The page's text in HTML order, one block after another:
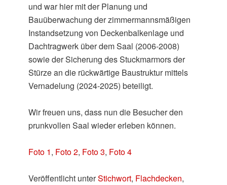
und war hier mit der Planung und
Bauüberwachung der zimmermannsmäßigen
Instandsetzung von Deckenbalkenlage und
Dachtragwerk über dem Saal (2006-2008)
sowie der Sicherung des Stuckmarmors der
Stürze an die rückwärtige Baustruktur mittels
Vernadelung (2024-2025) beteiligt.
Wir freuen uns, dass nun die Besucher den
prunkvollen Saal wieder erleben können.
Foto 1, Foto 2, Foto 3, Foto 4
Veröffentlicht unterStichwort, Flachdecken,